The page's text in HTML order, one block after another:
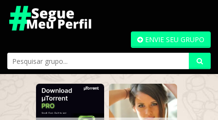
ENVIE SEU GRUPO